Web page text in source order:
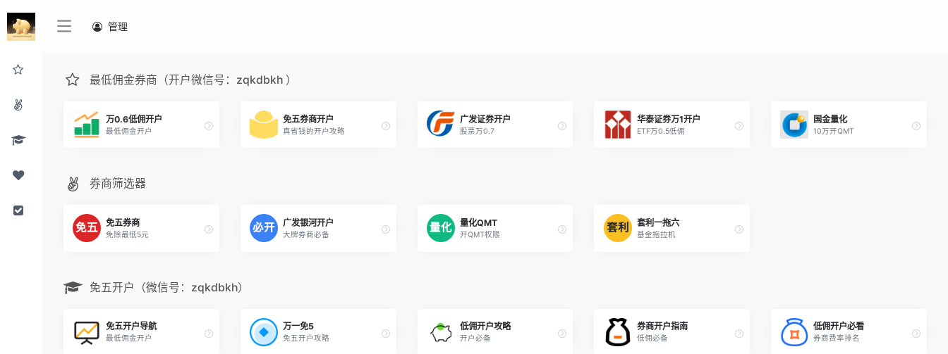
管理
最低佣金券商（开户微信号：zqkdbkh ）
万0.6低佣开户
最低佣金开户
免五券商开户
真省钱的开户攻略
广发证券开户
股票万0.7
华泰证券万1开户
ETF万0.5低佣
国金量化
10万开QMT
券商筛选器
免五券商
免除最低5元
广发银河开户
大牌券商必备
量化QMT
开QMT权限
套利一拖六
基金拖拉机
免五开户（微信号：zqkdbkh）
免五开户导航
最低佣金开户
万一免5
免五开户攻略
低佣开户攻略
开户必备
券商开户指南
低佣必备
低佣开户必看
券商费率排名